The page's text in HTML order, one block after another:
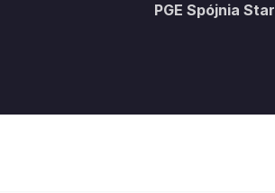
PGE Spójnia